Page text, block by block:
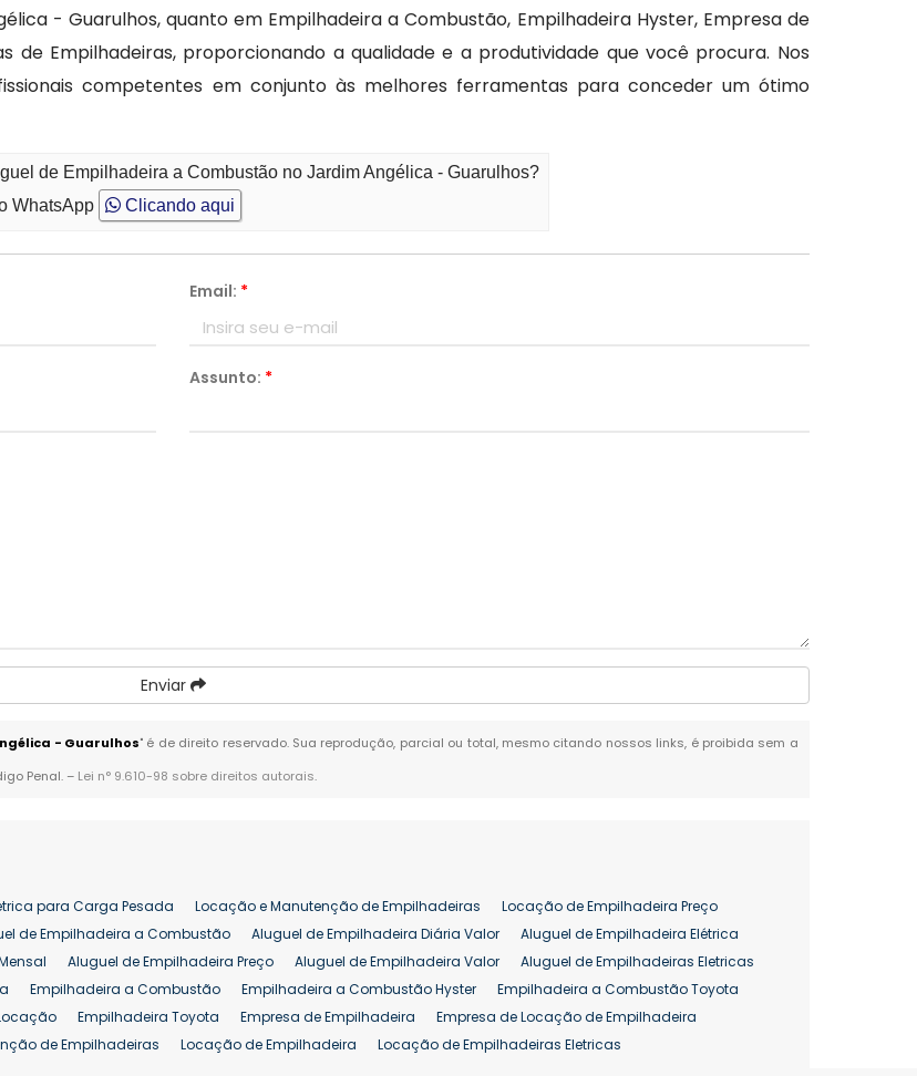
- Guarulhos, quanto em Empilhadeira a Combustão, Empilhadeira Hyster, Empresa de
de Empilhadeiras, proporcionando a qualidade e a produtividade que você procura. Nos
competentes em conjunto às melhores ferramentas para conceder um ótimo
de Empilhadeira a Combustão no Jardim Angélica - Guarulhos?
WhatsApp Clicando aqui
Email: *
Assunto: *
Enviar
- Guarulhos" é de direito reservado. Sua reprodução, parcial ou total, mesmo citando nossos links, é proibida sem a
Penal. – Lei n° 9.610-98 sobre direitos autorais.
para Carga Pesada Locação e Manutenção de Empilhadeiras
Locação de Empilhadeira Preço
de Empilhadeira a Combustão Aluguel de Empilhadeira Diária Valor
Aluguel de Empilhadeira Elétrica
Aluguel de Empilhadeira Preço Aluguel de Empilhadeira Valor
Aluguel de Empilhadeiras Eletricas
Empilhadeira a Combustão Empilhadeira a Combustão Hyster
Empilhadeira a Combustão Toyota
Empilhadeira Toyota Empresa de Empilhadeira
Empresa de Locação de Empilhadeira
de Empilhadeiras Locação de Empilhadeira
Locação de Empilhadeiras Eletricas